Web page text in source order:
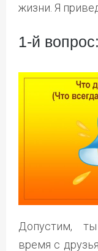
жизни. Я
1-й
Допустим,
время с